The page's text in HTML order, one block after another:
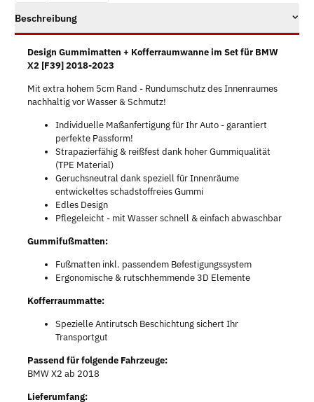
Beschreibung
Design Gummimatten + Kofferraumwanne im Set für BMW
X2 [F39] 2018-2023
Mit extra hohem 5cm Rand - Rundumschutz des Innenraumes
nachhaltig vor Wasser & Schmutz!
Individuelle Maßanfertigung für Ihr Auto - garantiert
perfekte Passform!
Strapazierfähig & reißfest dank hoher Gummiqualität
(TPE Material)
Geruchsneutral dank speziell für Innenräume
entwickeltes schadstoffreies Gummi
Edles Design
Pflegeleicht - mit Wasser schnell & einfach abwaschbar
Gummifußmatten:
Fußmatten inkl. passendem Befestigungssystem
Ergonomische & rutschhemmende 3D Elemente
Kofferraummatte:
Spezielle Antirutsch Beschichtung sichert Ihr
Transportgut
Passend für folgende Fahrzeuge:
BMW X2 ab 2018
Lieferumfang: